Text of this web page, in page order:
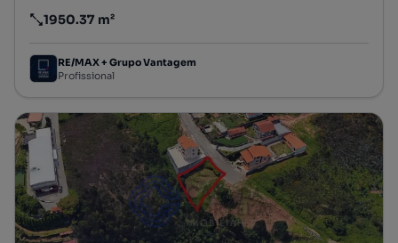
Preço por metro quadrado
1950.37 m²
RE/MAX + Grupo Vantagem
Profissional